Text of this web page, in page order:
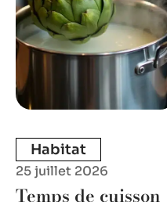
Habitat
25 juillet 2026
Temps de cuisson